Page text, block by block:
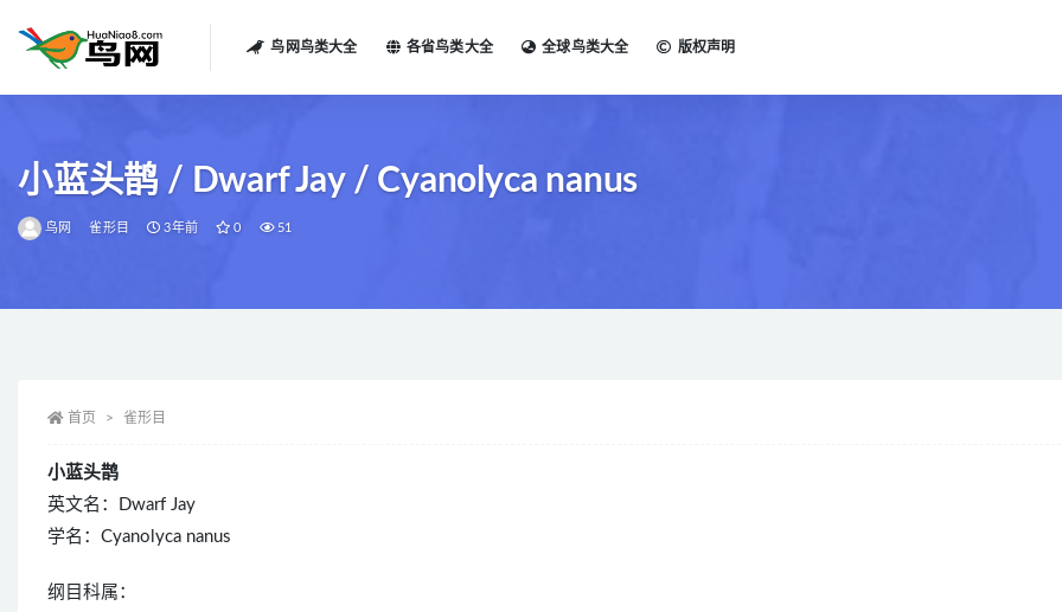
鸟网鸟类大全 各省鸟类大全 全球鸟类大全 版权声明
小蓝头鹊 / Dwarf Jay / Cyanolyca nanus
鸟网 雀形目 3年前 0 51
首页 雀形目
小蓝头鹊
英文名：Dwarf Jay
学名：Cyanolyca nanus
纲目科属：